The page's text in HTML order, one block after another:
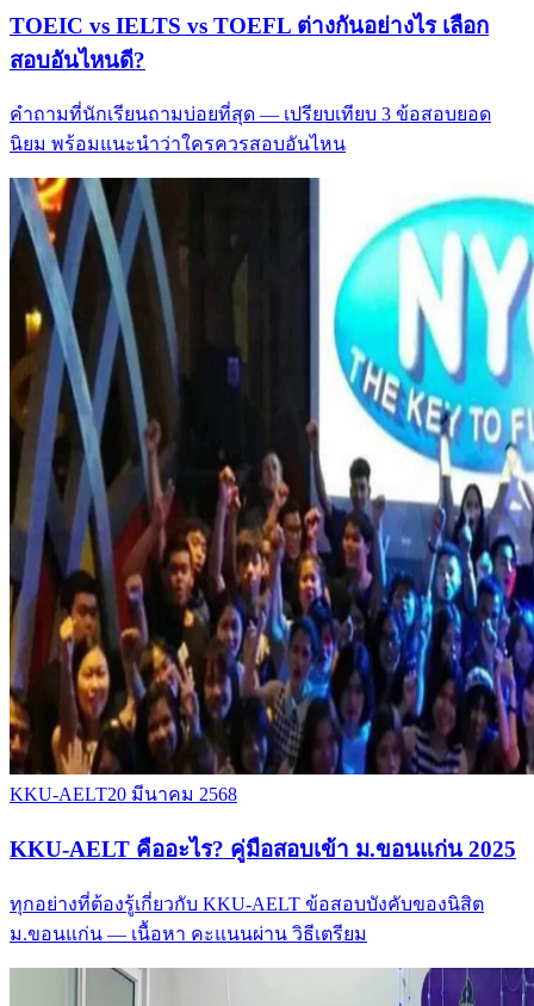
TOEIC vs IELTS vs TOEFL ต่างกันอย่างไร เลือก
สอบอันไหนดี?
คำถามที่นักเรียนถามบ่อยที่สุด — เปรียบเทียบ 3 ข้อสอบยอด
นิยม พร้อมแนะนำว่าใครควรสอบอันไหน
KKU-AELT20 มีนาคม 2568
KKU-AELT คืออะไร? คู่มือสอบเข้า ม.ขอนแก่น 2025
ทุกอย่างที่ต้องรู้เกี่ยวกับ KKU-AELT ข้อสอบบังคับของนิสิต
ม.ขอนแก่น — เนื้อหา คะแนนผ่าน วิธีเตรียม